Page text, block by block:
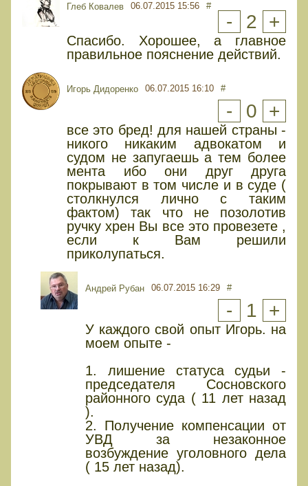
Глеб Ковалев 06.07.2015 15:56 #
- 2 +
Спасибо. Хорошее, а главное
правильное пояснение действий.
Игорь Дидоренко 06.07.2015 16:10 #
- 0 +
все это бред! для нашей страны -
никого никаким адвокатом и
судом не запугаешь а тем более
мента ибо они друг друга
покрывают в том числе и в суде (
столкнулся лично с таким
фактом) так что не позолотив
ручку хрен Вы все это провезете ,
если к Вам решили
приколупаться.
Андрей Рубан 06.07.2015 16:29 #
- 1 +
У каждого свой опыт Игорь. на
моем опыте -
1. лишение статуса судьи -
председателя Сосновского
районного суда ( 11 лет назад
).
2. Получение компенсации от
УВД за незаконное
возбуждение уголовного дела
( 15 лет назад).